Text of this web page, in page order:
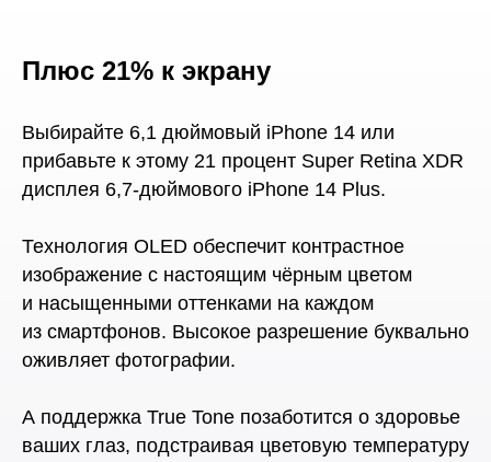
Плюс 21% к экрану
Выбирайте 6,1 дюймовый iPhone 14 или
прибавьте к этому 21 процент Super Retina XDR
дисплея 6,7-дюймового iPhone 14 Plus.
Технология OLED обеспечит контрастное
изображение с настоящим чёрным цветом
и насыщенными оттенками на каждом
из смартфонов. Высокое разрешение буквально
оживляет фотографии.
А поддержка True Tone позаботится о здоровье
ваших глаз, подстраивая цветовую температуру